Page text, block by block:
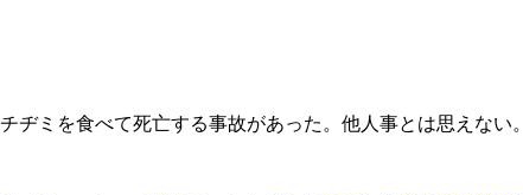
ミを食べて死亡する事故があった。他人事とは思えない。